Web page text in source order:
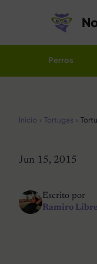
Perros
Inicio Tortugas
Jun 15, 2015
Escrito por
Ramiro